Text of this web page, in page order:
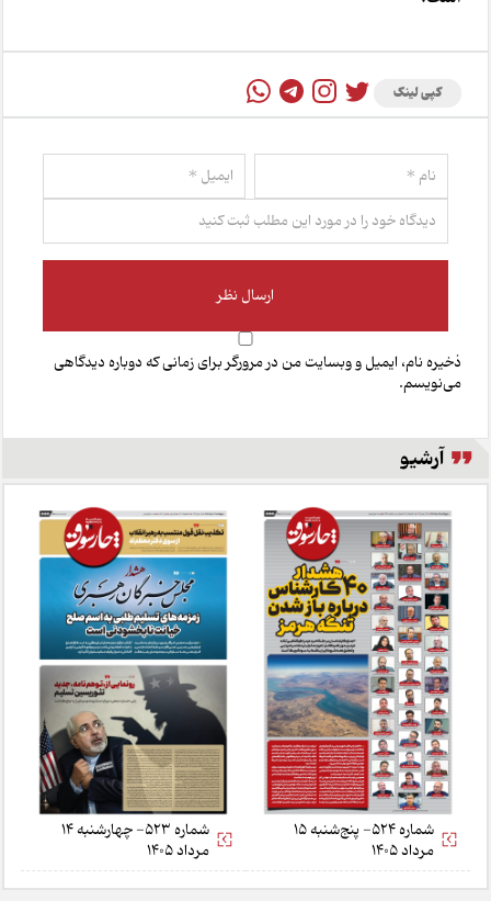
کپی لینک
ذخیره نام، ایمیل و وبسایت من در مرورگر برای زمانی که دوباره دیدگاهی
می‌نویسم.
آرشیو
شماره 524- پنج‌شنبه 15
مرداد 1405
شماره 523- چهارشنبه 14
مرداد 1405